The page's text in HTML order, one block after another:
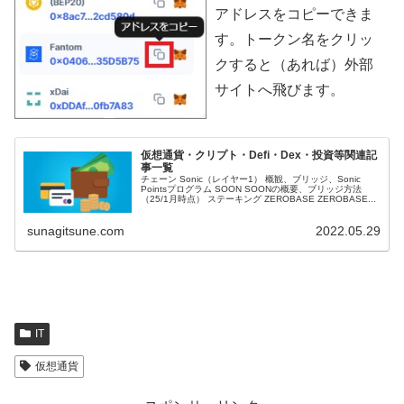
アドレスをコピーできま
す。トークン名をクリッ
クすると（あれば）外部
サイトへ飛びます。
仮想通貨・クリプト・Defi・Dex・投資等関連記
事一覧
チェーン Sonic（レイヤー1） 概観、ブリッジ、Sonic
Pointsプログラム SOON SOONの概要、ブリッジ方法
（25/1月時点） ステーキング ZEROBASE ZEROBASE...
sunagitsune.com 2022.05.29
IT
仮想通貨